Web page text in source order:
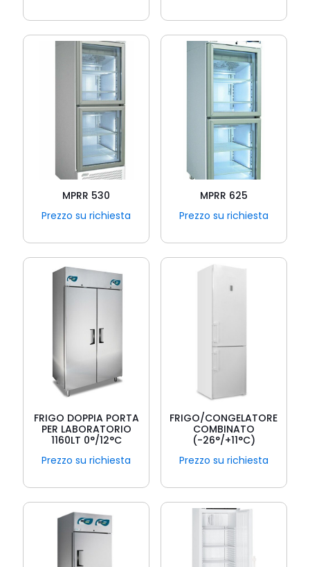
MPRR 530
Prezzo su richiesta
MPRR 625
Prezzo su richiesta
FRIGO DOPPIA PORTA
PER LABORATORIO
1160LT 0°/12°C
Prezzo su richiesta
FRIGO/CONGELATORE
COMBINATO
(-26°/+11°C)
Prezzo su richiesta